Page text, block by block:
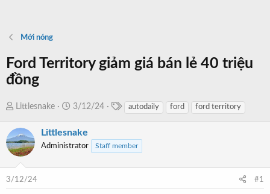
Mới nóng
Ford Territory giảm giá bán lẻ 40 triệu
đồng
T
r
e
a
Littlesnake
N
à
y
3/12/24
s
autodaily ford ford territory
Littlesnake
Administrator Staff member
3/12/24 #1